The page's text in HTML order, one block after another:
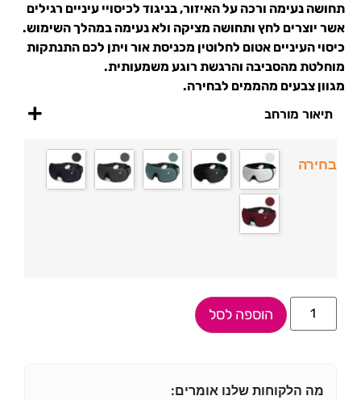
תחושה נעימה ורכה על האיזור, בניגוד לכיסויי עיניים רגילים
אשר יוצרים לחץ ותחושה מציקה ולא נעימה במהלך השימוש.
כיסוי העיניים אטום לחלוטין מכניסת אור ויתן לכם התנתקות
מוחלטת מהסביבה והרגשת רוגע משמעותית.
מגוון צבעים מהממים לבחירה.
תיאור מורחב
בחירה
הוספה לסל
מה הלקוחות שלנו אומרים: